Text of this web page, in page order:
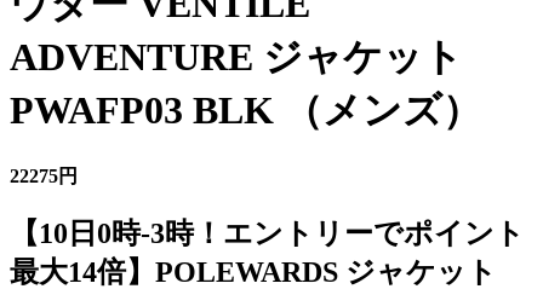
ADVENTURE ジャケット
PWAFP03 BLK （メンズ）
22275円
【10日0時-3時！エントリーでポイント
最大14倍】POLEWARDS ジャケット